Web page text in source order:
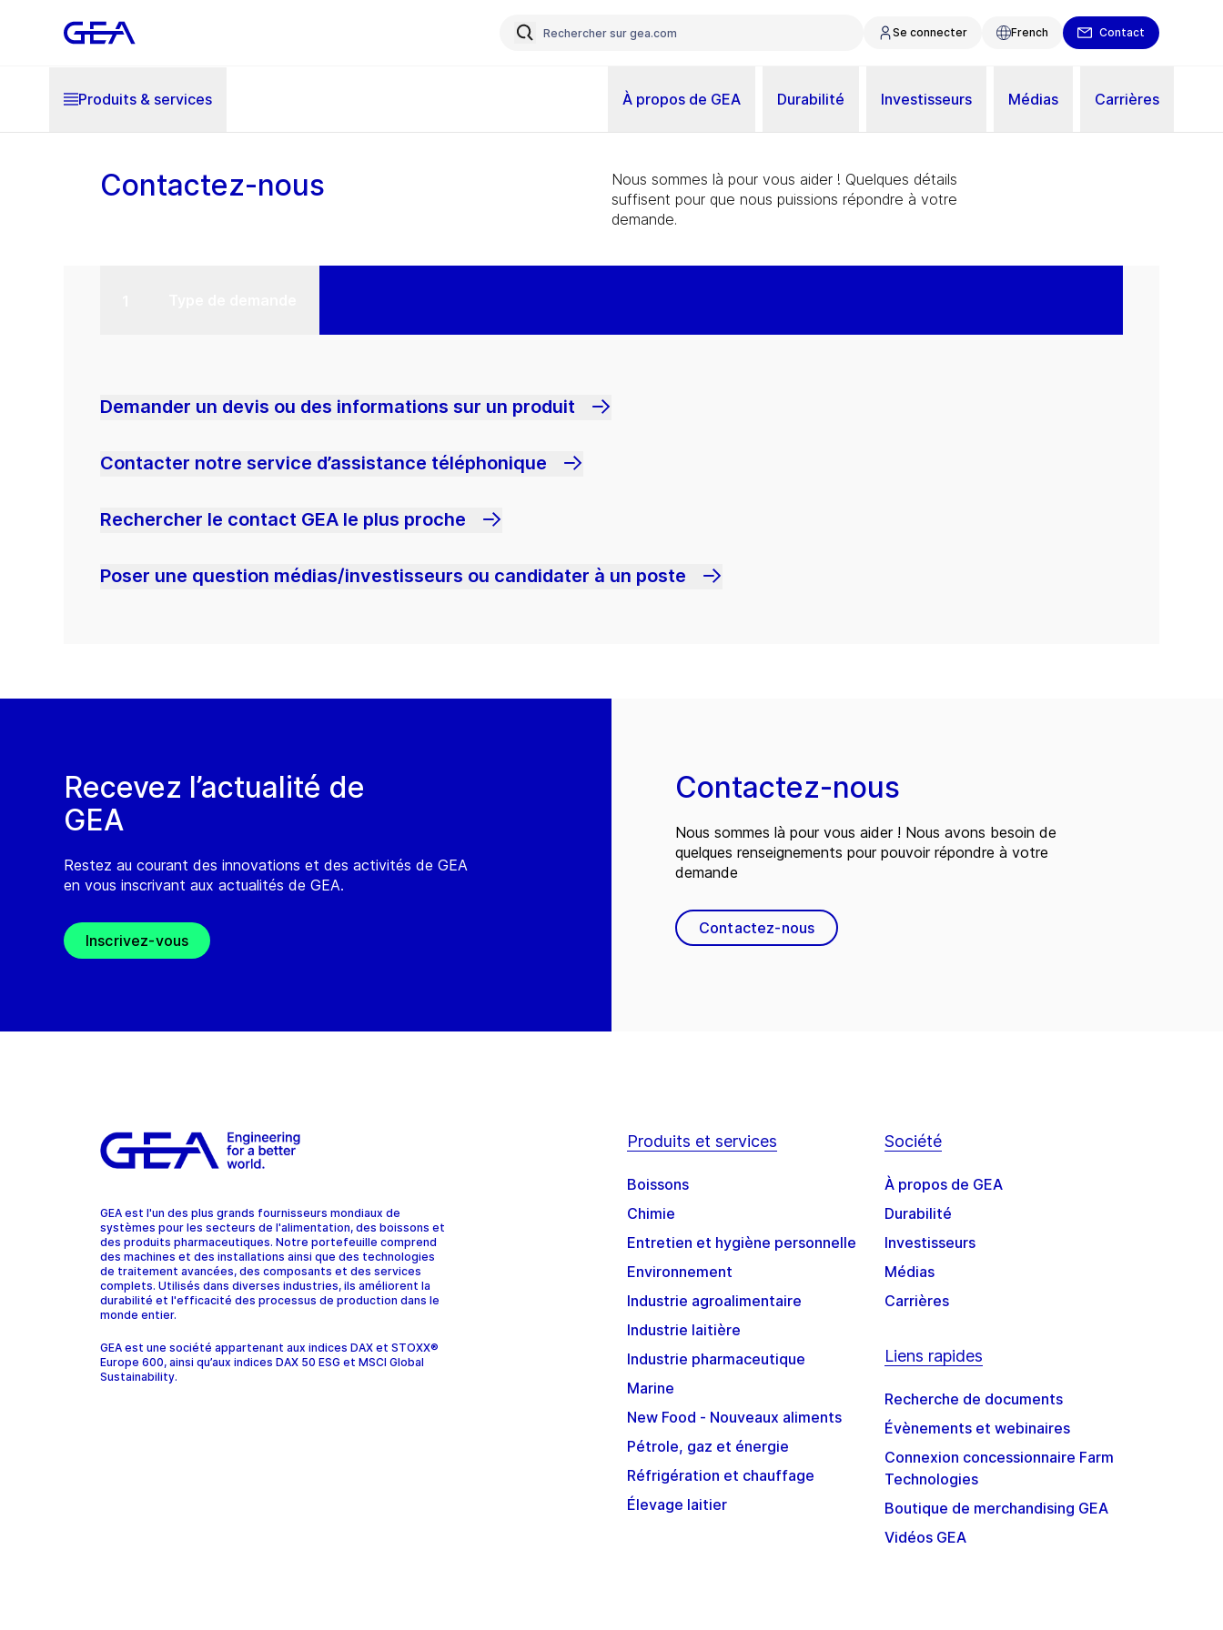
Se connecter French Contact
Produits & services À propos de GEA Durabilité Investisseurs Médias Carrières
Contactez-nous
Nous sommes là pour vous aider ! Quelques détails
suffisent pour que nous puissions répondre à votre
demande.
Demander un devis ou des informations sur un produit
Contacter notre service d’assistance téléphonique
Rechercher le contact GEA le plus proche
Poser une question médias/investisseurs ou candidater à un poste
Recevez l’actualité de
GEA
Restez au courant des innovations et des activités de GEA
en vous inscrivant aux actualités de GEA.
Inscrivez-vous
Contactez-nous
Nous sommes là pour vous aider ! Nous avons besoin de
quelques renseignements pour pouvoir répondre à votre
demande
Contactez-nous
GEA est l'un des plus grands fournisseurs mondiaux de
systèmes pour les secteurs de l'alimentation, des boissons et
des produits pharmaceutiques. Notre portefeuille comprend
des machines et des installations ainsi que des technologies
de traitement avancées, des composants et des services
complets. Utilisés dans diverses industries, ils améliorent la
durabilité et l'efficacité des processus de production dans le
monde entier.
GEA est une société appartenant aux indices DAX et STOXX®
Europe 600, ainsi qu’aux indices DAX 50 ESG et MSCI Global
Sustainability.
Produits et services
Boissons
Chimie
Entretien et hygiène personnelle
Environnement
Industrie agroalimentaire
Industrie laitière
Industrie pharmaceutique
Marine
New Food - Nouveaux aliments
Pétrole, gaz et énergie
Réfrigération et chauffage
Élevage laitier
Société
À propos de GEA
Durabilité
Investisseurs
Médias
Carrières
Liens rapides
Recherche de documents
Évènements et webinaires
Connexion concessionnaire Farm
Technologies
Boutique de merchandising GEA
Vidéos GEA